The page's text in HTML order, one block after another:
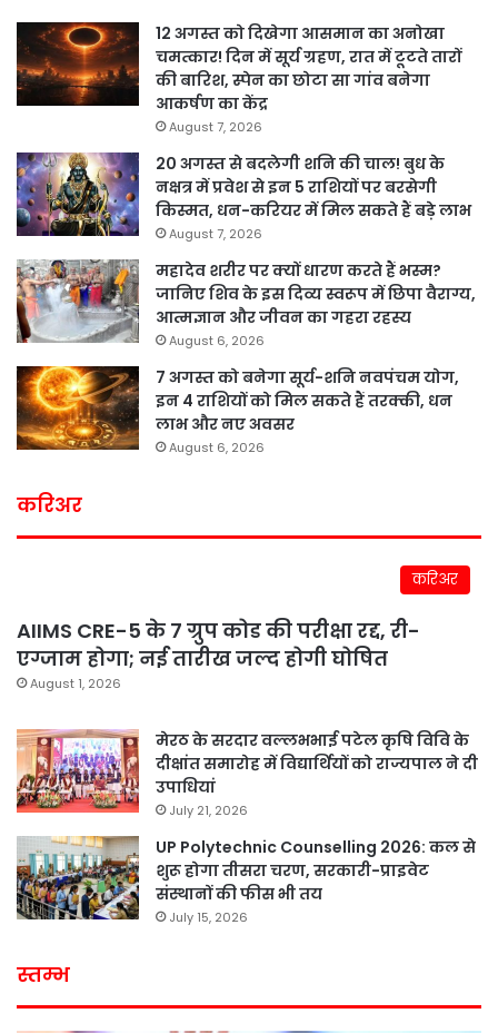
12 अगस्त को दिखेगा आसमान का अनोखा
चमत्कार! दिन में सूर्य ग्रहण, रात में टूटते तारों
की बारिश, स्पेन का छोटा सा गांव बनेगा
आकर्षण का केंद्र
August 7, 2026
20 अगस्त से बदलेगी शनि की चाल! बुध के
नक्षत्र में प्रवेश से इन 5 राशियों पर बरसेगी
किस्मत, धन-करियर में मिल सकते हैं बड़े लाभ
August 7, 2026
महादेव शरीर पर क्यों धारण करते हैं भस्म?
जानिए शिव के इस दिव्य स्वरूप में छिपा वैराग्य,
आत्मज्ञान और जीवन का गहरा रहस्य
August 6, 2026
7 अगस्त को बनेगा सूर्य-शनि नवपंचम योग,
इन 4 राशियों को मिल सकते हैं तरक्की, धन
लाभ और नए अवसर
August 6, 2026
करिअर
करिअर
AIIMS CRE-5 के 7 ग्रुप कोड की परीक्षा रद्द, री-
एग्जाम होगा; नई तारीख जल्द होगी घोषित
August 1, 2026
मेरठ के सरदार वल्लभभाई पटेल कृषि विवि के
दीक्षांत समारोह में विद्यार्थियों को राज्यपाल ने दी
उपाधियां
July 21, 2026
UP Polytechnic Counselling 2026: कल से
शुरू होगा तीसरा चरण, सरकारी-प्राइवेट
संस्थानों की फीस भी तय
July 15, 2026
स्तम्भ